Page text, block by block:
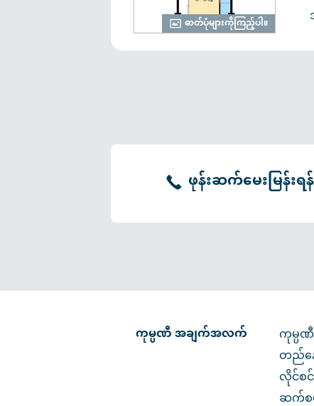
ဓာတ်ပုံများကိုကြည့်ပါ။
ဖုန်းဆက်မေးမြန်းရန်
ကုမ္ပဏီ အချက်အလက် ကုမ္ပ
တည်န
လိုင်စ
ဆက်စ